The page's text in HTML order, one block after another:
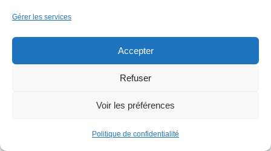
Gérer les services
Accepter
Refuser
Voir les préférences
Politique de confidentialité